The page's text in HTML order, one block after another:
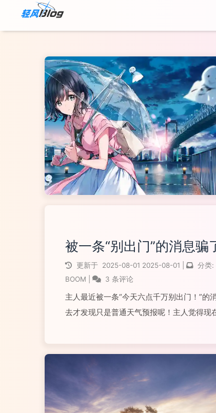
被一条“别出门”的消息骗
更新于 2025-08-01 2025-08-01 分类:
BOOM
3 条评论
主人最近被一条“今天六点千万别出门！”的
去才发现只是普通天气预报呢！主人觉得现
阅读全文...